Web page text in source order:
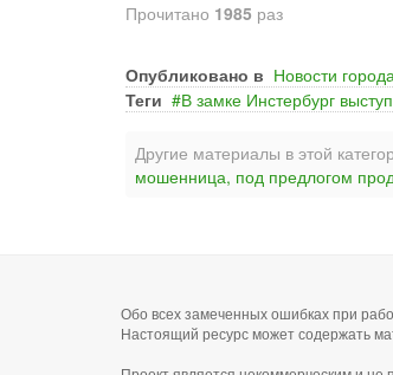
Прочитано 1985 раз
Опубликовано в Новости
Теги
В замке Инстербург
Другие материалы в этой
мошенница, под предлогом
Обо всех замеченных ошибках при
Настоящий ресурс может содержать